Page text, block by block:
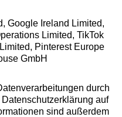
Google Ireland Limited,
Limited, TikTok
Pinterest Europe
GmbH
durch
auf
sind außerdem